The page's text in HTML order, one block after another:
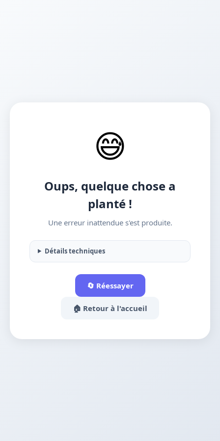
😅
Oups, quelque chose a
planté !
Une erreur inattendue s'est produite.
Détails techniques
🔄 Réessayer
🏠 Retour à l'accueil